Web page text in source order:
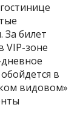
билет
VIP-зоне
в
видовом»